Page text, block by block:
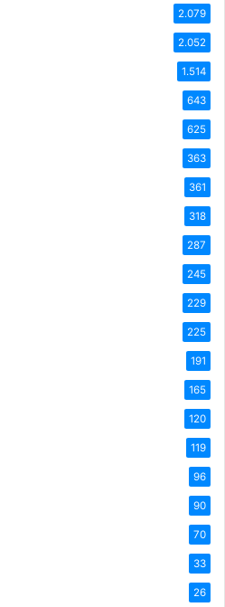
2.079
2.052
1.514
643
625
363
361
318
287
245
229
225
191
165
120
119
96
90
70
33
26